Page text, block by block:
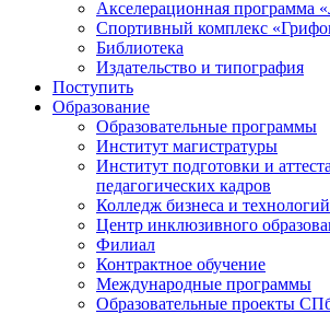
Акселерационная программа
Спортивный комплекс
Библиотека
Издательство и типография
Поступить
Образование
Образовательные программы
Институт магистратуры
Институт подготовки и
педагогических кадров
Колледж бизнеса и технологий
Центр инклюзивного
Филиал
Контрактное обучение
Международные программы
Образовательные проекты